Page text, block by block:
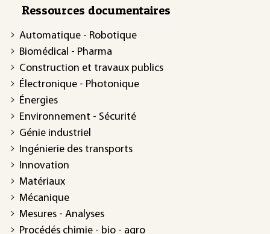
Ressources documentaires
Automatique - Robotique
Biomédical - Pharma
Construction et travaux publics
Électronique - Photonique
Énergies
Environnement - Sécurité
Génie industriel
Ingénierie des transports
Innovation
Matériaux
Mécanique
Mesures - Analyses
Procédés chimie - bio - agro